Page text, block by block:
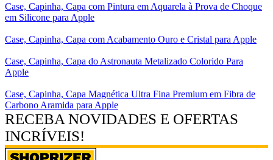
Case, Capinha, Capa com Pintura em Aquarela à Prova de Choque
em Silicone para Apple
Case, Capinha, Capa com Acabamento Ouro e Cristal para Apple
Case, Capinha, Capa do Astronauta Metalizado Colorido Para
Apple
Case, Capinha, Capa Magnética Ultra Fina Premium em Fibra de
Carbono Aramida para Apple
RECEBA NOVIDADES E OFERTAS
INCRÍVEIS!